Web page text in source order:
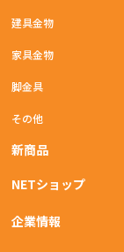
建具金物
家具金物
脚金具
その他
新商品
NETショップ
企業情報